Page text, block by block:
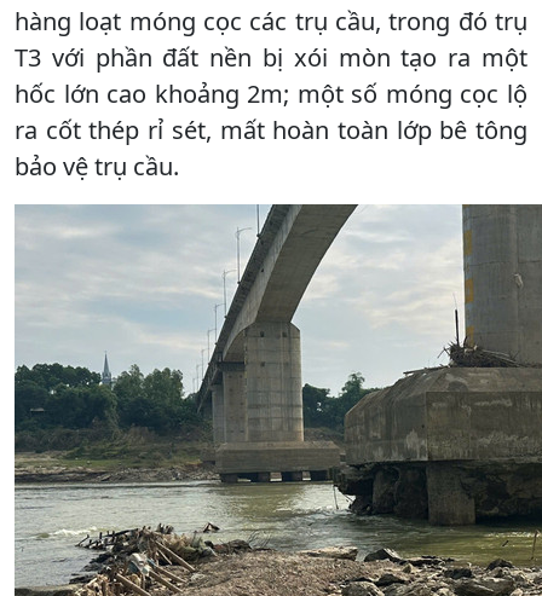
hàng loạt móng cọc các trụ cầu, trong đó trụ
T3 với phần đất nền bị xói mòn tạo ra một
hốc lớn cao khoảng 2m; một số móng cọc lộ
ra cốt thép rỉ sét, mất hoàn toàn lớp bê tông
bảo vệ trụ cầu.